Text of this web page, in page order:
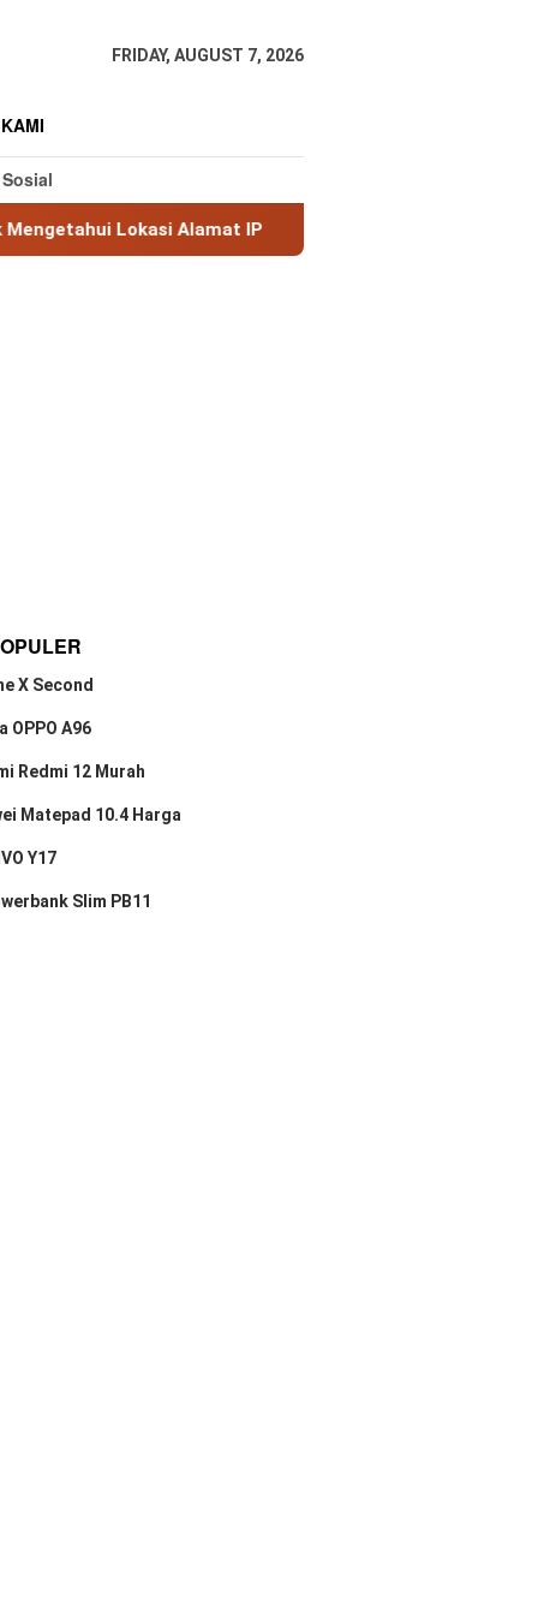
FRIDAY, AUGUST 7, 2026
Alamat IP MaxMind GeoLite: Database Geolokasi
X Second
OPPO A96
Redmi 12 Murah
Matepad 10.4 Harga
Y17
Slim PB11